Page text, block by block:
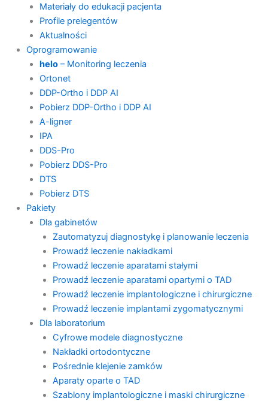
Materiały do edukacji pacjenta
Profile prelegentów
Aktualności
Oprogramowanie
helo– Monitoring leczenia
Ortonet
DDP-Ortho i DDP AI
Pobierz DDP-Ortho i DDP AI
A-ligner
IPA
DDS-Pro
Pobierz DDS-Pro
DTS
Pobierz DTS
Pakiety
Dla gabinetów
Zautomatyzuj diagnostykę i planowanie leczenia
Prowadź leczenie nakładkami
Prowadź leczenie aparatami stałymi
Prowadź leczenie aparatami opartymi o TAD
Prowadź leczenie implantologiczne i chirurgiczne
Prowadź leczenie implantami zygomatycznymi
Dla laboratorium
Cyfrowe modele diagnostyczne
Nakładki ortodontyczne
Pośrednie klejenie zamków
Aparaty oparte o TAD
Szablony implantologiczne i maski chirurgiczne